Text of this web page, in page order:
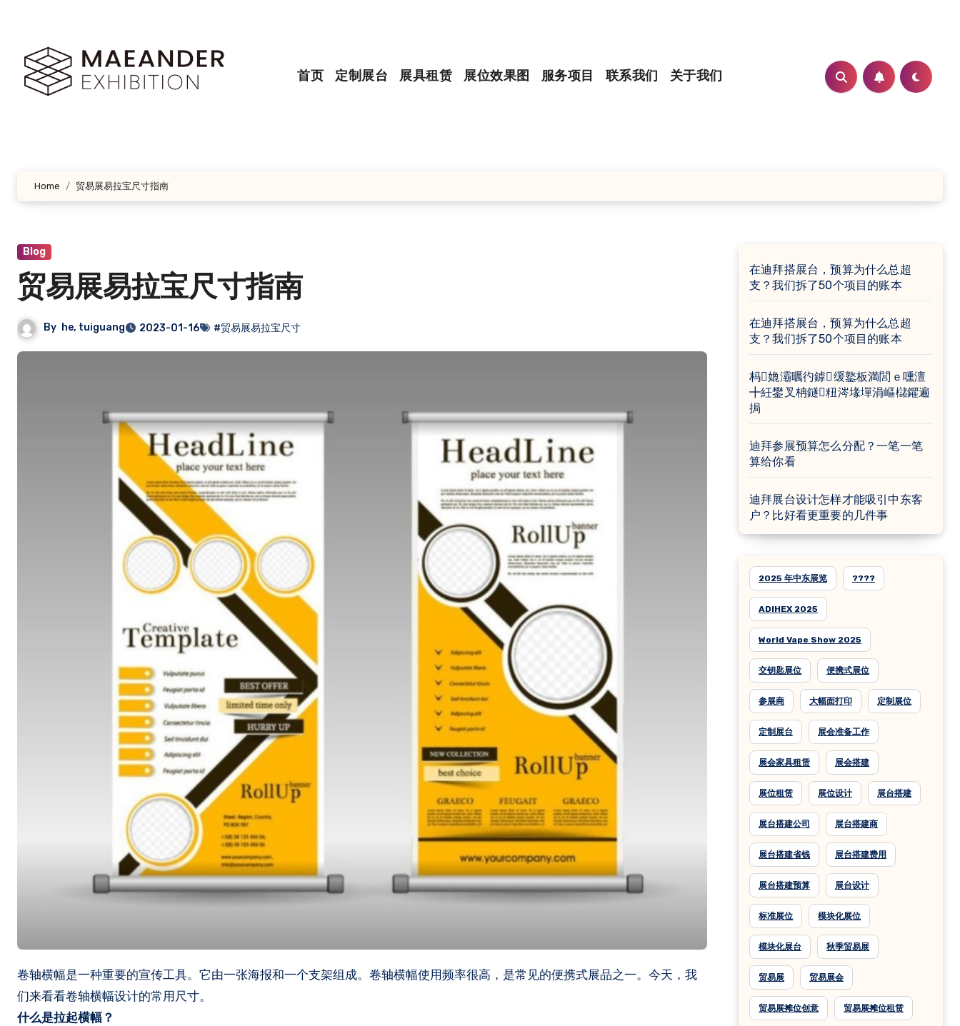
首页 定制展台 展具租赁 展位效果图 服务项目 联系我们 关于我们
Home 贸易展易拉宝尺寸指南
Blog
贸易展易拉宝尺寸指南
By he, tuiguang 2023-01-16 #贸易展易拉宝尺寸
卷轴横幅是一种重要的宣传工具。它由一张海报和一个支架组成。卷轴横幅使用频率很高，是常见的便携式展品之一。今天，我
们来看看卷轴横幅设计的常用尺寸。
什么是拉起横幅？
在迪拜搭展台，预算为什么总超
支？我们拆了50个项目的账本
在迪拜搭展台，预算为什么总超
支？我们拆了50个项目的账本
杩嫓灞曞彴鎼缓鐜板満閭ｅ嚑澶
╋紝鐢叉柟鐩粈涔堟墠涓嶇櫧鑺遍
挶
迪拜参展预算怎么分配？一笔一笔
算给你看
迪拜展台设计怎样才能吸引中东客
户？比好看更重要的几件事
2025 年中东展览 ????
ADIHEX 2025
World Vape Show 2025
交钥匙展位 便携式展位
参展商 大幅面打印 定制展位
定制展台 展会准备工作
展会家具租赁 展会搭建
展位租赁 展位设计 展台搭建
展台搭建公司 展台搭建商
展台搭建省钱 展台搭建费用
展台搭建预算 展台设计
标准展位 模块化展位
模块化展台 秋季贸易展
贸易展 贸易展会
贸易展摊位创意 贸易展摊位租赁